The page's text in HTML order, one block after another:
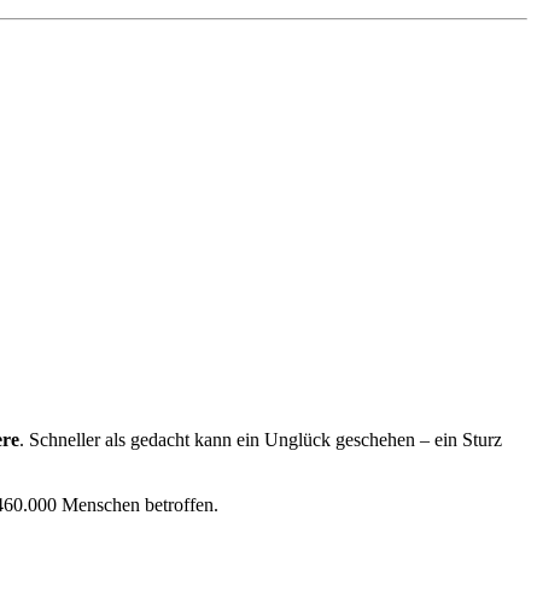
. Schneller als gedacht kann ein Unglück geschehen – ein Sturz
Menschen betroffen.